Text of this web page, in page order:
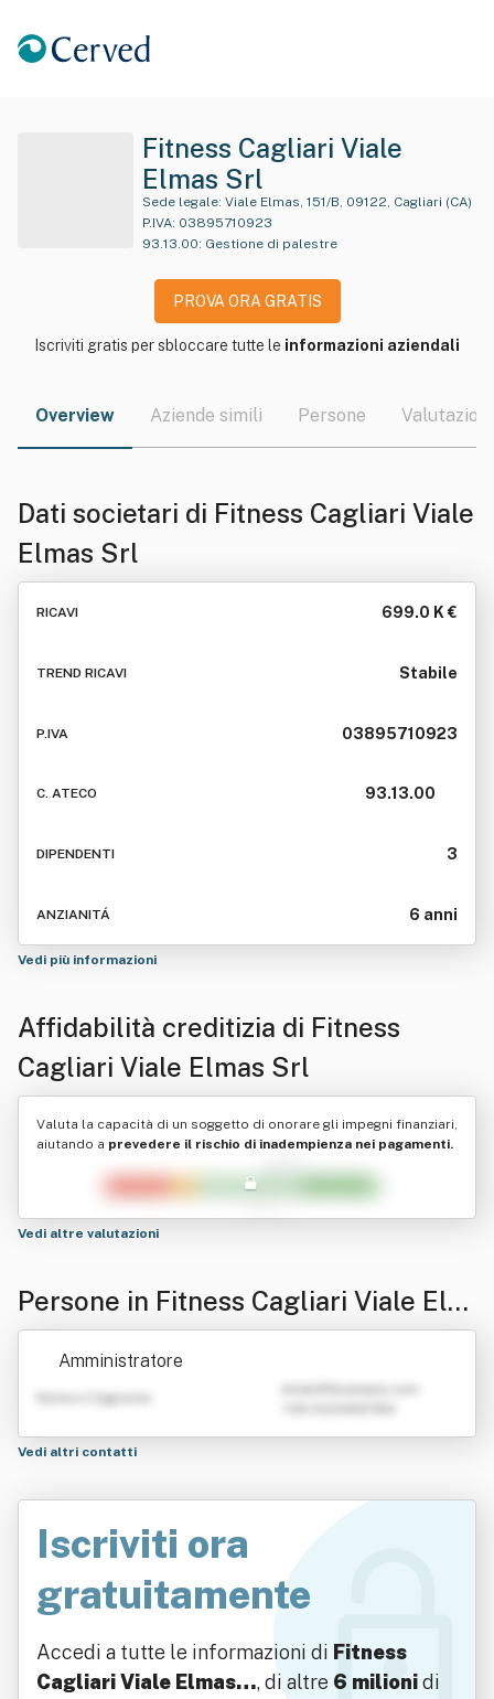
Fitness Cagliari Viale
Elmas Srl
Sede legale: Viale Elmas, 151/B, 09122, Cagliari (CA)
P.IVA: 03895710923
93.13.00: Gestione di palestre
PROVA ORA GRATIS
Iscriviti gratis per sbloccare tutte le informazioni aziendali
Overview Aziende simili Persone Valutazioni
Dati societari di Fitness Cagliari Viale
Elmas Srl
RICAVI 699.0 K €
TREND RICAVI Stabile
P.IVA 03895710923
C. ATECO 93.13.00
DIPENDENTI 3
ANZIANITÁ 6 anni
Vedi più informazioni
Affidabilità creditizia di Fitness
Cagliari Viale Elmas Srl
Valuta la capacità di un soggetto di onorare gli impegni finanziari,
aiutando a prevedere il rischio di inadempienza nei pagamenti.
Vedi altre valutazioni
Persone in Fitness Cagliari Viale Elm
as Srl
Amministratore
Nome e Cognome
Vedi altri contatti
Iscriviti ora
gratuitamente
Accedi a tutte le informazioni di Fitness
Cagliari Viale Elmas…, di altre 6 milionidi